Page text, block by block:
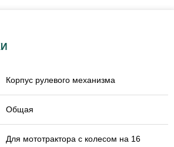
Корпус рулевого механизма
Общая
Для мототрактора с колесом на 16